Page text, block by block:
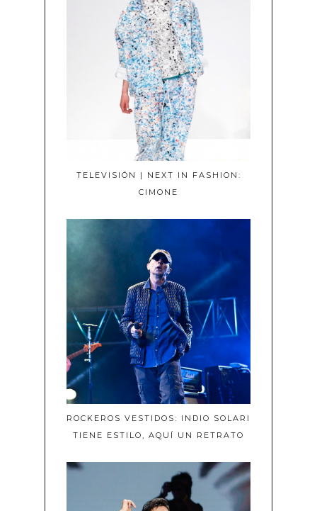
TELEVISIÓN | NEXT IN FASHION:
CIMONE
ROCKEROS VESTIDOS: INDIO SOLARI
TIENE ESTILO, AQUÍ UN RETRATO